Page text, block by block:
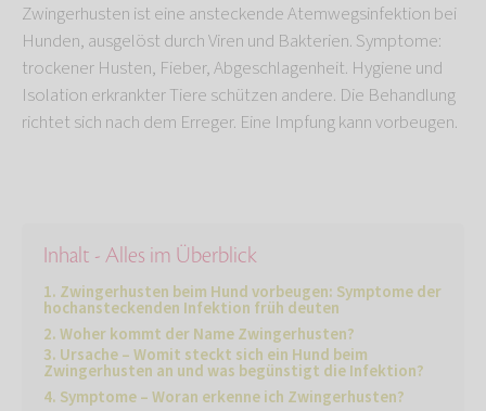
Zwingerhusten ist eine ansteckende Atemwegsinfektion bei
Hunden, ausgelöst durch Viren und Bakterien. Symptome:
trockener Husten, Fieber, Abgeschlagenheit. Hygiene und
Isolation erkrankter Tiere schützen andere. Die Behandlung
richtet sich nach dem Erreger. Eine Impfung kann vorbeugen.
Inhalt - Alles im Überblick
Zwingerhusten beim Hund vorbeugen: Symptome der
hochansteckenden Infektion früh deuten
Woher kommt der Name Zwingerhusten?
Ursache – Womit steckt sich ein Hund beim
Zwingerhusten an und was begünstigt die Infektion?
Symptome – Woran erkenne ich Zwingerhusten?